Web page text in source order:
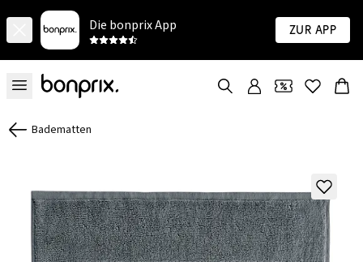
Die bonprix App Zur App
Badematten